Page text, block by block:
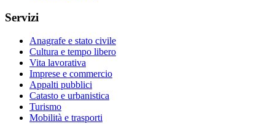
Servizi
Anagrafe e stato civile
Cultura e tempo libero
Vita lavorativa
Imprese e commercio
Appalti pubblici
Catasto e urbanistica
Turismo
Mobilità e trasporti